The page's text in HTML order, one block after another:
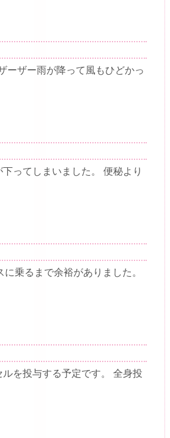
ーザー雨が降って風もひどかっ
ってしまいました。 便秘より
乗るまで余裕がありました。
を投与する予定です。 全身投